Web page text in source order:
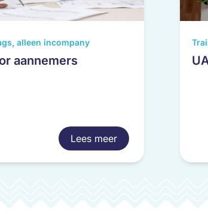
alleen incompany
aannemers
Lees meer